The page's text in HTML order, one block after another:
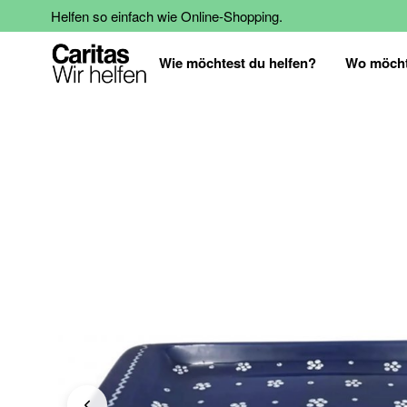
Helfen so einfach wie Online-Shopping.
Wie möchtest du helfen? Wo